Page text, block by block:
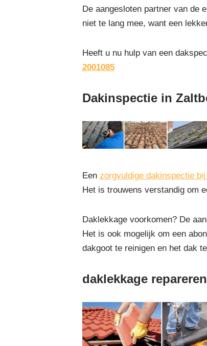
De aangesloten partner van de
niet te lang mee, want een
Heeft u nu hulp van een
2001085
Dakinspectie in
Een zorgvuldige dakinspectie
Het is trouwens verstandig om
Daklekkage voorkomen? De
Het is ook mogelijk om een
dakgoot te reinigen en het dak
daklekkage